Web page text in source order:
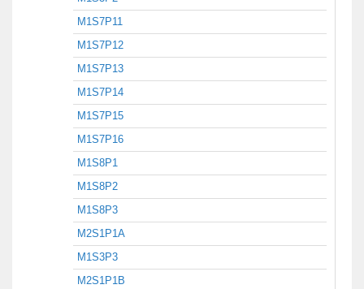
M1S7P11
M1S7P12
M1S7P13
M1S7P14
M1S7P15
M1S7P16
M1S8P1
M1S8P2
M1S8P3
M2S1P1A
M1S3P3
M2S1P1B